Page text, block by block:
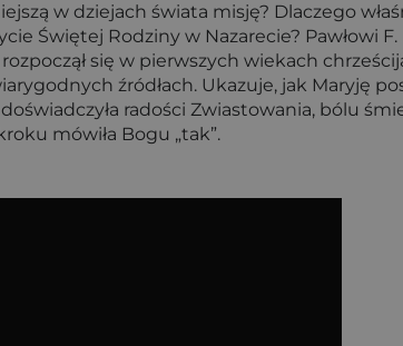
w dziejach świata misję? Dlaczego
Świętej Rodziny w Nazarecie? Pawłowi
się w pierwszych wiekach
źródłach. Ukazuje, jak Maryję
radości Zwiastowania, bólu
mówiła Bogu „tak”.